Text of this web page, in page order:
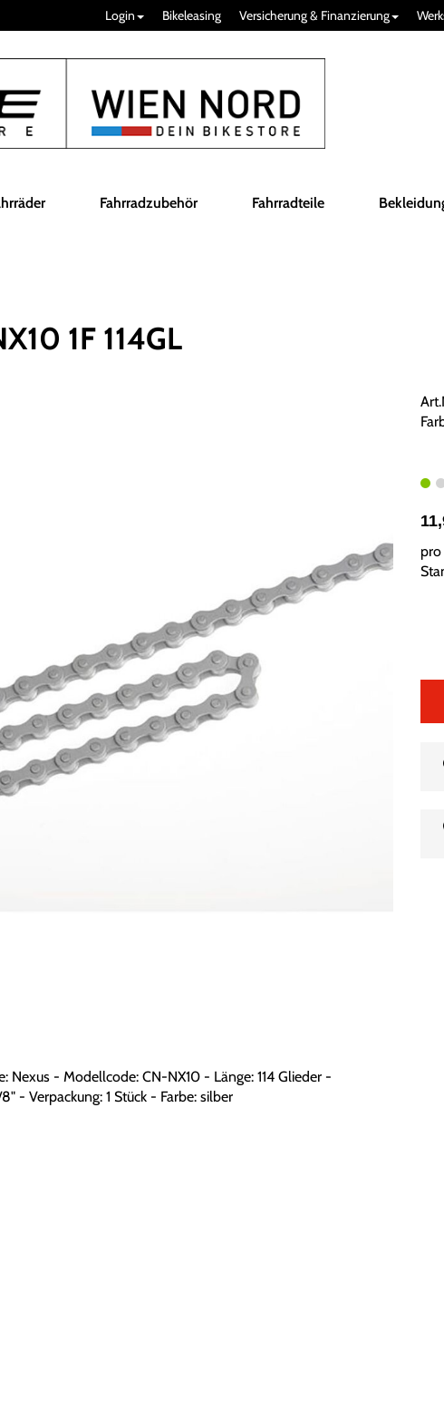
Login Bikeleasing Versicherung & Finanzierung
Fahrradzubehör Fahrradteile
1F 114GL
Nexus - Modellcode: CN-NX10 - Länge: 114 Glieder -
- Verpackung: 1 Stück - Farbe: silber
pro